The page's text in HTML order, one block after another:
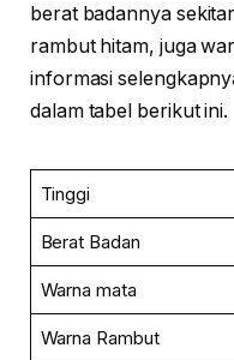
berat badannya
rambut hitam, juga
informasi
dalam tabel berikut ini.
Tinggi
Berat Badan
Warna mata
Warna Rambut